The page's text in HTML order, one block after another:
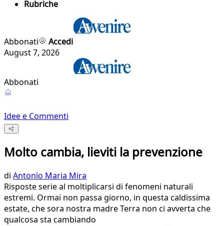
Rubriche
Abbonati
Accedi
August 7, 2026
Abbonati
Idee e Commenti
Molto cambia, lieviti la prevenzione
di Antonio Maria Mira
Risposte serie al moltiplicarsi di fenomeni naturali
estremi. Ormai non passa giorno, in questa caldissima
estate, che sora nostra madre Terra non ci avverta che
qualcosa sta cambiando